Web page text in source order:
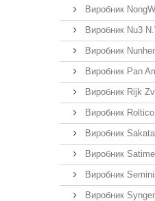
Виробник
Виробник Nu3
Виробник
Виробник Pan
Виробник Rijk
Виробник
Виробник
Виробник
Виробник
Виробник